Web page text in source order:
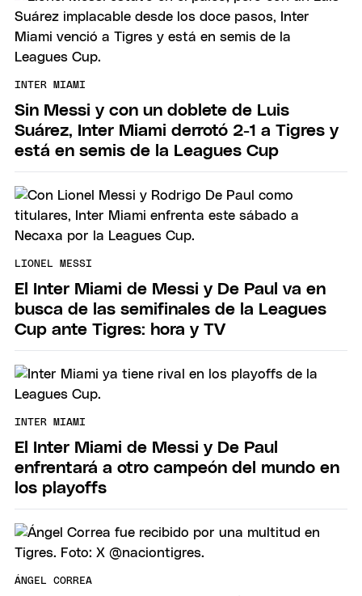
INTER MIAMI
Sin Messi y con un doblete de Luis
Suárez, Inter Miami derrotó 2-1 a Tigres y
está en semis de la Leagues Cup
LIONEL MESSI
El Inter Miami de Messi y De Paul va en
busca de las semifinales de la Leagues
Cup ante Tigres: hora y TV
INTER MIAMI
El Inter Miami de Messi y De Paul
enfrentará a otro campeón del mundo en
los playoffs
ÁNGEL CORREA